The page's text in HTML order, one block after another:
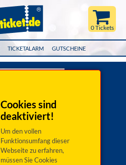
TICKETALARM GUTSCHEINE
0 Tickets
Cookies sind
deaktiviert!
Um den vollen
Funktionsumfang dieser
Webseite zu erfahren,
müssen Sie Cookies